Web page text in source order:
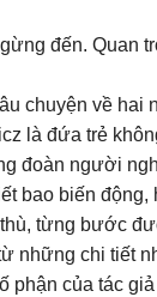
đến. Quan
chuyện về
là đứa trẻ
đoàn người
bao biến động,
từng bước
những chi tiết
phận của tác